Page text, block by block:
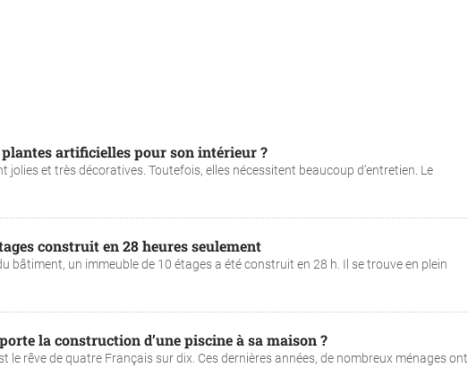
artificielles pour son intérieur ?
jolies et très décoratives. Toutefois, elles nécessitent beaucoup d’entretien. Le
construit en 28 heures seulement
bâtiment, un immeuble de 10 étages a été construit en 28 h. Il se trouve en plein
la construction d’une piscine à sa maison ?
le rêve de quatre Français sur dix. Ces dernières années, de nombreux ménages ont